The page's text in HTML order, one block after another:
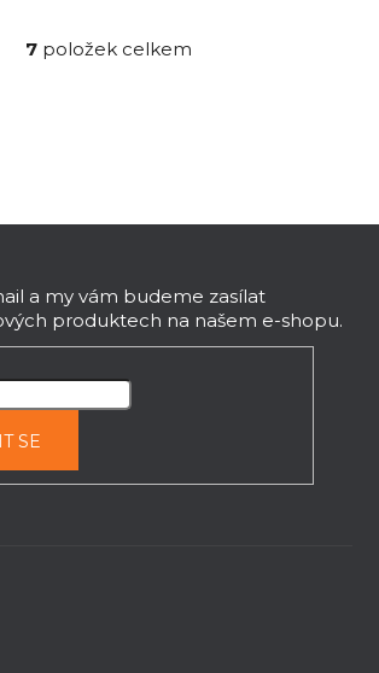
O
c
r
v
k
y
v
i
7 položek celkem
a my vám budeme zasílat
produktech na našem e-shopu.
SE